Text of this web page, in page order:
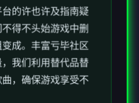
成。丰富亏毕社区
我们利用替代品替
，确保游戏享受不
[0.8] - 公众